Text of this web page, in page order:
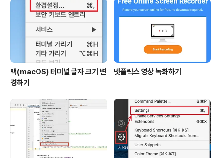
맥(macOS) 터미널 글자 크기 변
경하기
넷플릭스 영상 녹화하기